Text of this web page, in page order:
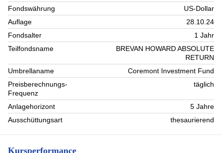
Fondswährung
US-Dollar
Auflage
28.10.24
Fondsalter
1 Jahr
Teilfondsname
BREVAN HOWARD ABSOLUTE
RETURN
Umbrellaname
Coremont Investment Fund
Preisberechnungs-
Frequenz
täglich
Anlagehorizont
5 Jahre
Ausschüttungsart
thesaurierend
Kursperformance